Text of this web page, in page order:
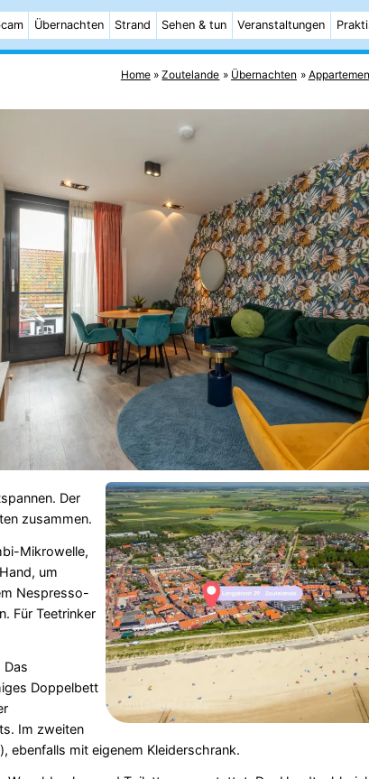
Übernachten Strand Sehen & tun Veranstaltungen
Home Zoutelande Übernachten
Der
zusammen.
Mikrowelle,
um
Nespresso-
Für Teetrinker
Das
Doppelbett
Im zweiten
ebenfalls mit eigenem Kleiderschrank.